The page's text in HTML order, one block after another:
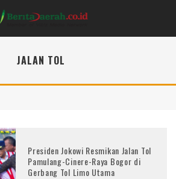
JALAN TOL
Presiden Jokowi Resmikan Jalan Tol
Pamulang-Cinere-Raya Bogor di
Gerbang Tol Limo Utama